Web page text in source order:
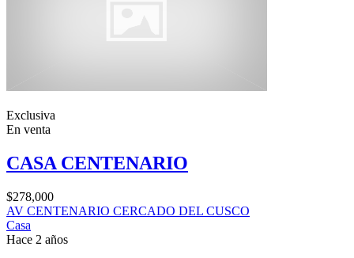
Exclusiva
En venta
CASA CENTENARIO
$278,000
AV CENTENARIO CERCADO DEL CUSCO
Casa
Hace 2 años